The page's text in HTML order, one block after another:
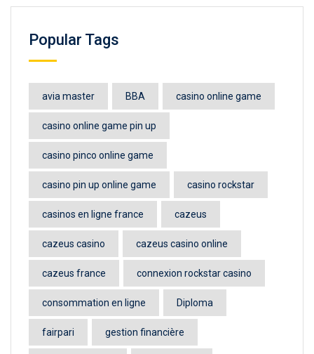
Popular Tags
avia master BBA casino online game
casino online game pin up
casino pinco online game
casino pin up online game casino rockstar
casinos en ligne france cazeus
cazeus casino cazeus casino online
cazeus france connexion rockstar casino
consommation en ligne Diploma
fairpari gestion financière